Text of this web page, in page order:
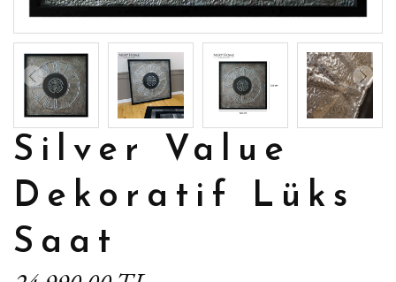
Silver Value
Dekoratif Lüks
Saat